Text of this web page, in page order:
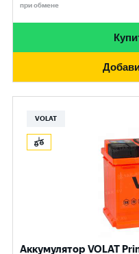
при обмене
VOLAT
Аккумулятор VOLAT